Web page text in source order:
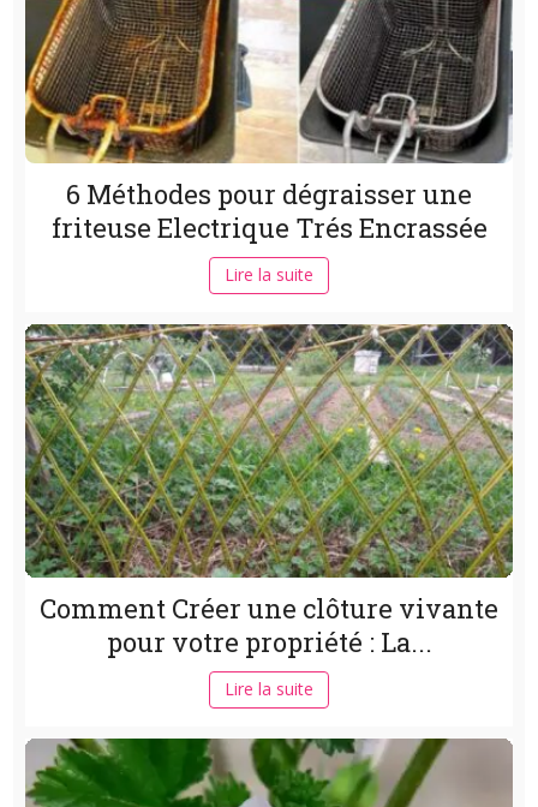
6 Méthodes pour dégraisser une
friteuse Electrique Trés Encrassée
Lire la suite
Comment Créer une clôture vivante
pour votre propriété : La...
Lire la suite